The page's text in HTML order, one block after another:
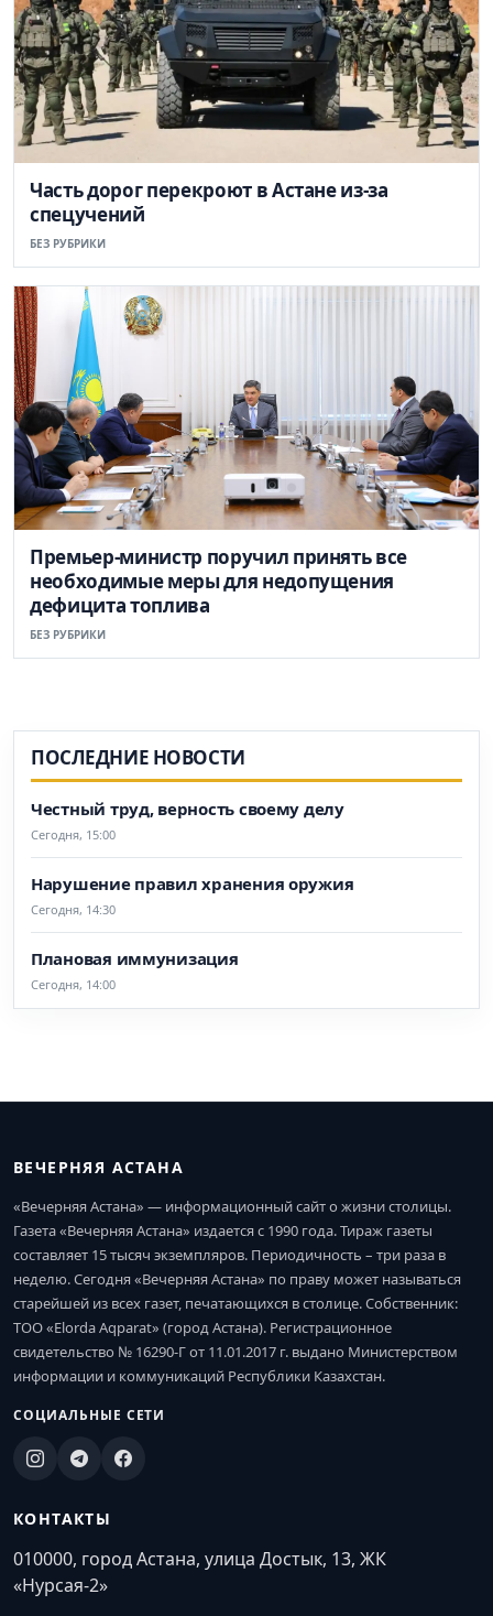
Часть дорог перекроют в Астане из-за
спецучений
БЕЗ РУБРИКИ
Премьер-министр поручил принять все
необходимые меры для недопущения
дефицита топлива
БЕЗ РУБРИКИ
ПОСЛЕДНИЕ НОВОСТИ
Честный труд, верность своему делу
Сегодня, 15:00
Нарушение правил хранения оружия
Сегодня, 14:30
Плановая иммунизация
Сегодня, 14:00
ВЕЧЕРНЯЯ АСТАНА
«Вечерняя Астана» — информационный сайт о жизни столицы.
Газета «Вечерняя Астана» издается с 1990 года. Тираж газеты
составляет 15 тысяч экземпляров. Периодичность – три раза в
неделю. Сегодня «Вечерняя Астана» по праву может называться
старейшей из всех газет, печатающихся в столице. Собственник:
ТОО «Elorda Aqparat» (город Астана). Регистрационное
свидетельство № 16290-Г от 11.01.2017 г. выдано Министерством
информации и коммуникаций Республики Казахстан.
СОЦИАЛЬНЫЕ СЕТИ
КОНТАКТЫ
010000, город Астана, улица Достык, 13, ЖК
«Нурсая-2»